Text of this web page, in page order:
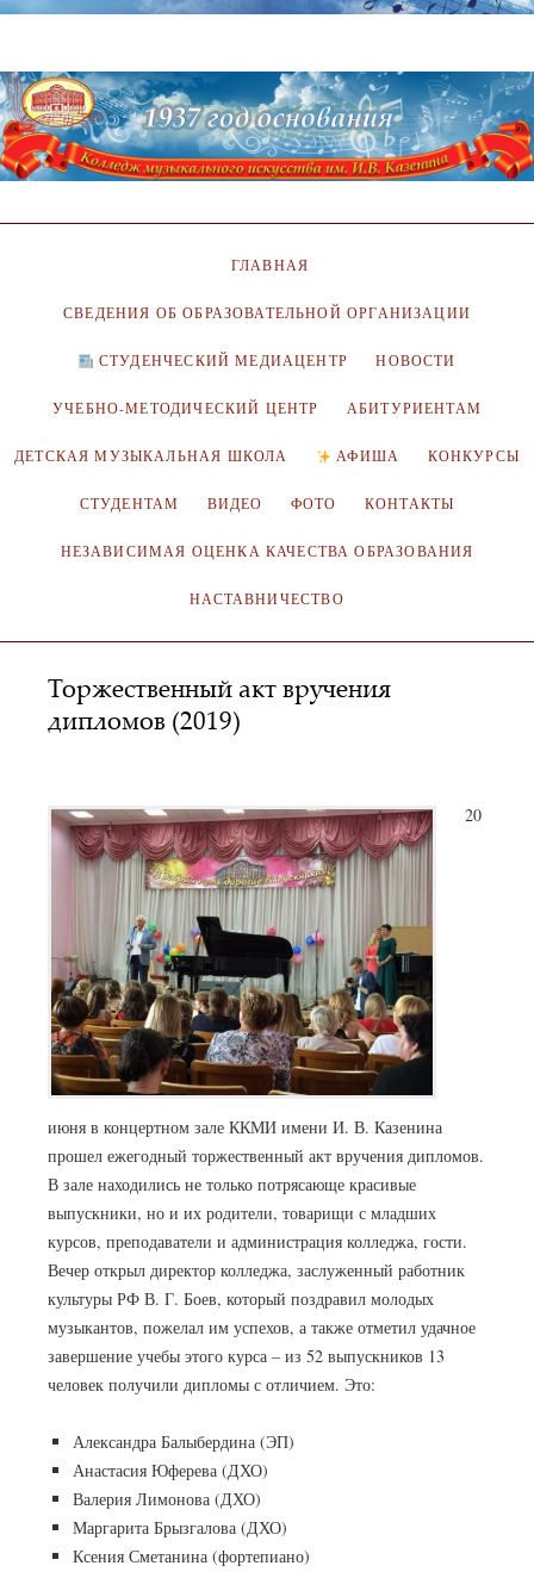
ГЛАВНАЯ
СВЕДЕНИЯ ОБ ОБРАЗОВАТЕЛЬНОЙ ОРГАНИЗАЦИИ
СТУДЕНЧЕСКИЙ МЕДИАЦЕНТР НОВОСТИ
УЧЕБНО-МЕТОДИЧЕСКИЙ ЦЕНТР АБИТУРИЕНТАМ
ДЕТСКАЯ МУЗЫКАЛЬНАЯ ШКОЛА АФИША КОНКУРСЫ
СТУДЕНТАМ ВИДЕО ФОТО КОНТАКТЫ
НЕЗАВИСИМАЯ ОЦЕНКА КАЧЕСТВА ОБРАЗОВАНИЯ
НАСТАВНИЧЕСТВО
Торжественный акт вручения
дипломов (2019)
20
июня в концертном зале ККМИ имени И. В. Казенина
прошел ежегодный торжественный акт вручения дипломов.
В зале находились не только потрясающе красивые
выпускники, но и их родители, товарищи с младших
курсов, преподаватели и администрация колледжа, гости.
Вечер открыл директор колледжа, заслуженный работник
культуры РФ В. Г. Боев, который поздравил молодых
музыкантов, пожелал им успехов, а также отметил удачное
завершение учебы этого курса – из 52 выпускников 13
человек получили дипломы с отличием. Это:
Александра Балыбердина (ЭП)
Анастасия Юферева (ДХО)
Валерия Лимонова (ДХО)
Маргарита Брызгалова (ДХО)
Ксения Сметанина (фортепиано)